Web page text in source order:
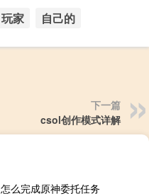
玩家 自己的
下一篇
csol创作模式详解
怎么完成原神委托任务